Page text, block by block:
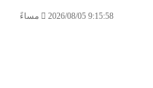
2026/08/05 9:15:58 مساءً